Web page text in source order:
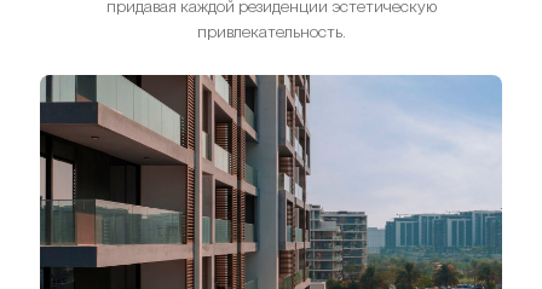
придавая каждой резиденции эстетическую
привлекательность.